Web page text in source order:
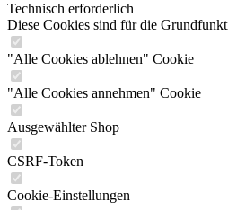
Technisch erforderlich
Diese Cookies sind für die
"Alle Cookies ablehnen" Cookie
"Alle Cookies annehmen" Cookie
Ausgewählter Shop
CSRF-Token
Cookie-Einstellungen